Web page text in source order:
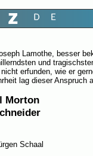
Lamothe, besser
und
erfunden, wie er
lag dieser Anspruch
Morton
Schaal